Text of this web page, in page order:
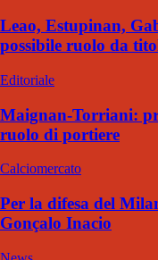
Leao, Estupinan,
possibile ruolo da
Editoriale
Maignan-Torriani:
ruolo di portiere
Calciomercato
Per la difesa del
Gonçalo Inacio